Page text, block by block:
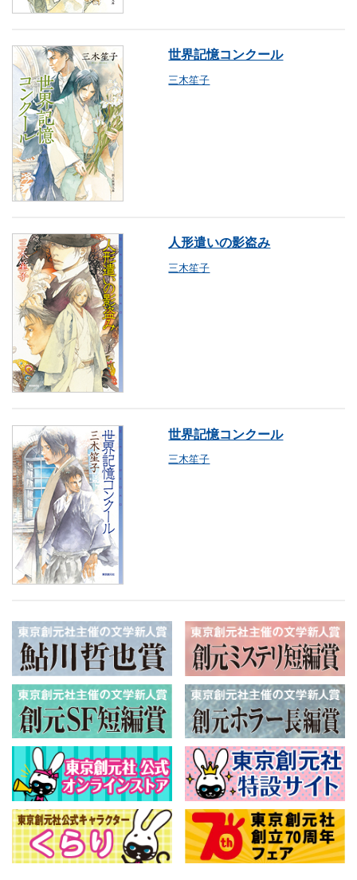
世界記憶コンクール
三木笙子
人形遣いの影盗み
三木笙子
世界記憶コンクール
三木笙子